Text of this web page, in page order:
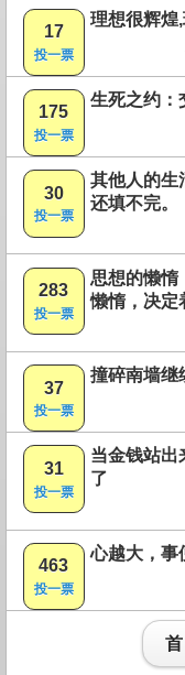
17
投一票
理想很辉煌
175
投一票
生死之约：
30
投一票
其他人的生
还填不完。
283
投一票
思想的懒惰
懒惰，决定
37
投一票
撞碎南墙继
31
投一票
当金钱站出
了
463
投一票
心越大，事